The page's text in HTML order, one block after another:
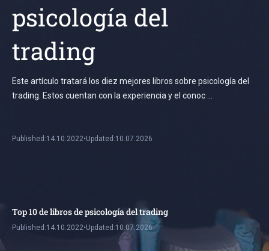
psicología del
trading
Este artículo tratará los diez mejores libros sobre psicología del
trading. Estos cuentan con la experiencia y el conoc
Published:14.10.2022•Updated:10.07.2026
Top 10 de libros de psicología del trading
Published:14.10.2022•Updated:10.07.2026